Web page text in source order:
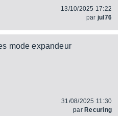
13/10/2025 17:22
par jul76
mode expandeur
31/08/2025 11:30
par Recuring